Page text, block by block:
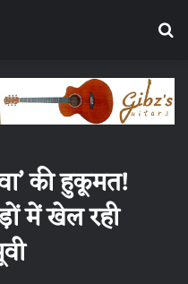
की हुकूमत!
में खेल रही